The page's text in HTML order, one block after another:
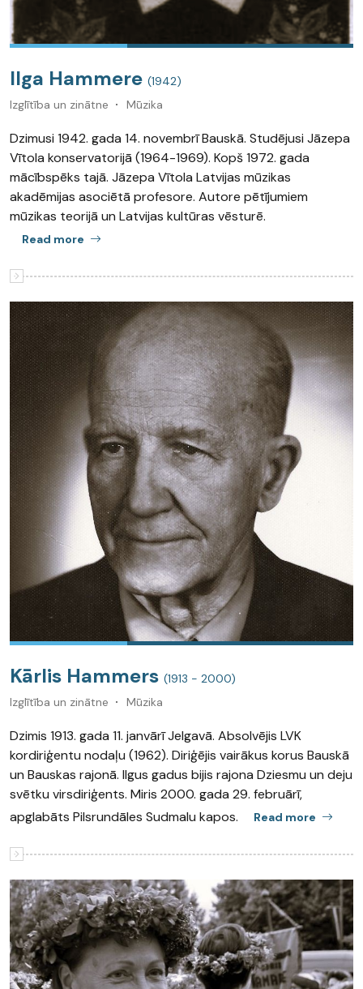
Ilga Hammere (1942)
Izglītība un zinātne
Mūzika
Dzimusi 1942. gada 14. novembrī Bauskā. Studējusi Jāzepa
Vītola konservatorijā (1964-1969). Kopš 1972. gada
mācībspēks tajā. Jāzepa Vītola Latvijas mūzikas
akadēmijas asociētā profesore. Autore pētījumiem
mūzikas teorijā un Latvijas kultūras vēsturē.
Read more
Kārlis Hammers (1913 - 2000)
Izglītība un zinātne
Mūzika
Dzimis 1913. gada 11. janvārī Jelgavā. Absolvējis LVK
kordiriģentu nodaļu (1962). Diriģējis vairākus korus Bauskā
un Bauskas rajonā. Ilgus gadus bijis rajona Dziesmu un deju
svētku virsdiriģents. Miris 2000. gada 29. februārī,
apglabāts Pilsrundāles Sudmalu kapos.
Read more